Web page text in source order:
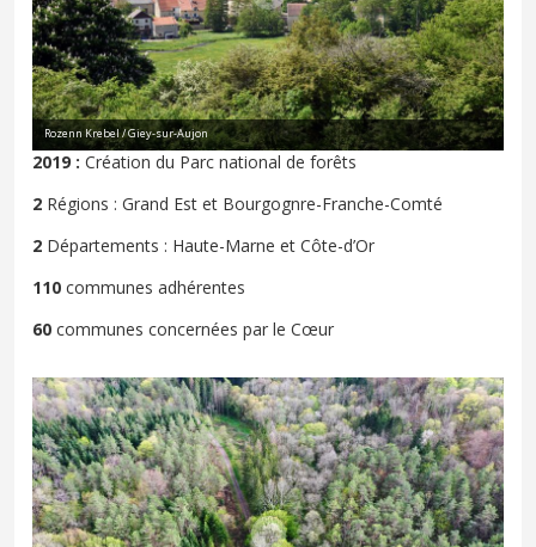
Rozenn Krebel / Giey-sur-Aujon
2019 : Création du Parc national de forêts
2 Régions : Grand Est et Bourgognre-Franche-Comté
2 Départements : Haute-Marne et Côte-d’Or
110 communes adhérentes
60 communes concernées par le Cœur